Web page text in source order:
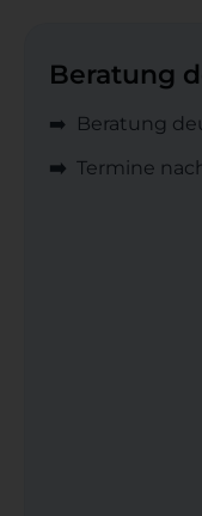
Beratung
➡️ Beratung
➡️ Termine